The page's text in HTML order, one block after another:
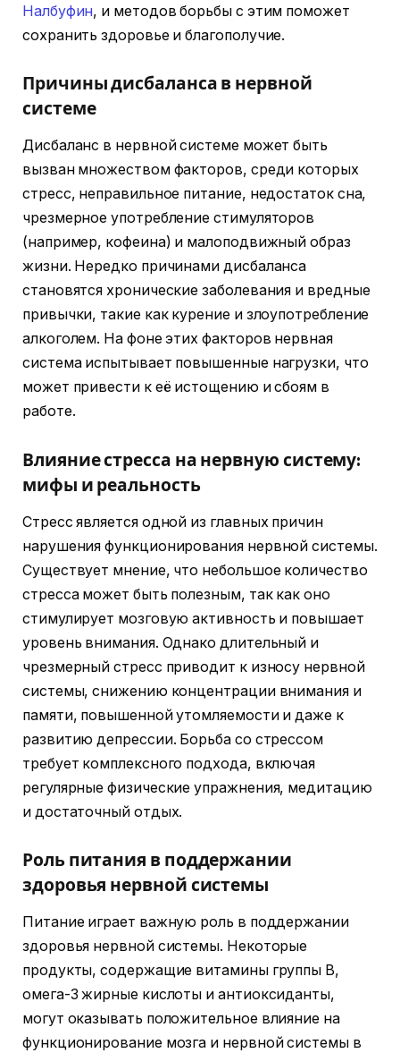
Налбуфин, и методов борьбы с этим поможет
сохранить здоровье и благополучие.
Причины дисбаланса в нервной
системе
Дисбаланс в нервной системе может быть
вызван множеством факторов, среди которых
стресс, неправильное питание, недостаток сна,
чрезмерное употребление стимуляторов
(например, кофеина) и малоподвижный образ
жизни. Нередко причинами дисбаланса
становятся хронические заболевания и вредные
привычки, такие как курение и злоупотребление
алкоголем. На фоне этих факторов нервная
система испытывает повышенные нагрузки, что
может привести к её истощению и сбоям в
работе.
Влияние стресса на нервную систему:
мифы и реальность
Стресс является одной из главных причин
нарушения функционирования нервной системы.
Существует мнение, что небольшое количество
стресса может быть полезным, так как оно
стимулирует мозговую активность и повышает
уровень внимания. Однако длительный и
чрезмерный стресс приводит к износу нервной
системы, снижению концентрации внимания и
памяти, повышенной утомляемости и даже к
развитию депрессии. Борьба со стрессом
требует комплексного подхода, включая
регулярные физические упражнения, медитацию
и достаточный отдых.
Роль питания в поддержании
здоровья нервной системы
Питание играет важную роль в поддержании
здоровья нервной системы. Некоторые
продукты, содержащие витамины группы B,
омега-3 жирные кислоты и антиоксиданты,
могут оказывать положительное влияние на
функционирование мозга и нервной системы в